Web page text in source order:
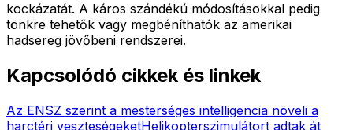
kockázatát. A káros szándékú módosításokkal pedig
tönkre tehetők vagy megbéníthatók az amerikai
hadsereg jövőbeni rendszerei.
Kapcsolódó cikkek és linkek
Az ENSZ szerint a mesterséges intelligencia növeli a
harctéri veszteségeketHelikopterszimulátort adtak át